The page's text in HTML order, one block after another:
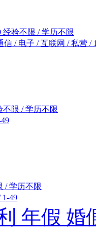
经验不限 / 学历不限
信 / 电子 / 互联网 / 私营 /
不限 / 学历不限
/ 学历不限
1-49
年假 婚